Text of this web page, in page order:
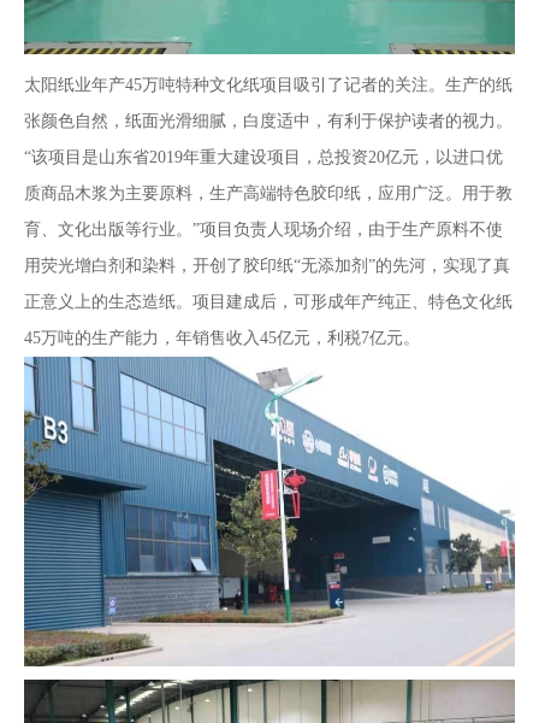
太阳纸业年产45万吨特种文化纸项目吸引了记者的关注。生产的纸
张颜色自然，纸面光滑细腻，白度适中，有利于保护读者的视力。
“该项目是山东省2019年重大建设项目，总投资20亿元，以进口优
质商品木浆为主要原料，生产高端特色胶印纸，应用广泛。用于教
育、文化出版等行业。”项目负责人现场介绍，由于生产原料不使
用荧光增白剂和染料，开创了胶印纸“无添加剂”的先河，实现了真
正意义上的生态造纸。项目建成后，可形成年产纯正、特色文化纸
45万吨的生产能力，年销售收入45亿元，利税7亿元。